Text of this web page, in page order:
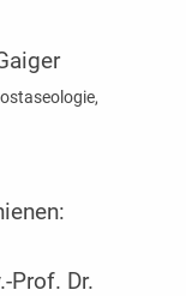
Prof. Dr.